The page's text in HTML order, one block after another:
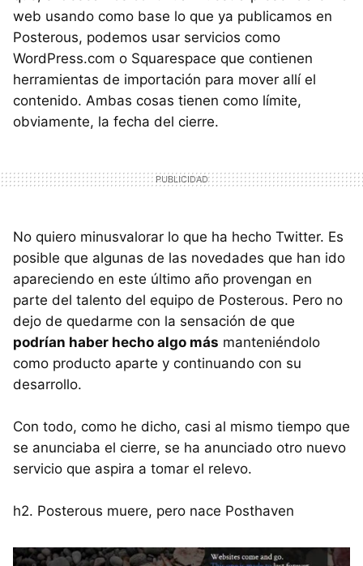
web usando como base lo que ya publicamos en
Posterous, podemos usar servicios como
WordPress.com o Squarespace que contienen
herramientas de importación para mover allí el
contenido. Ambas cosas tienen como límite,
obviamente, la fecha del cierre.
No quiero minusvalorar lo que ha hecho Twitter. Es
posible que algunas de las novedades que han ido
apareciendo en este último año provengan en
parte del talento del equipo de Posterous. Pero no
dejo de quedarme con la sensación de que
podrían haber hecho algo más manteniéndolo
como producto aparte y continuando con su
desarrollo.
Con todo, como he dicho, casi al mismo tiempo que
se anunciaba el cierre, se ha anunciado otro nuevo
servicio que aspira a tomar el relevo.
h2. Posterous muere, pero nace Posthaven